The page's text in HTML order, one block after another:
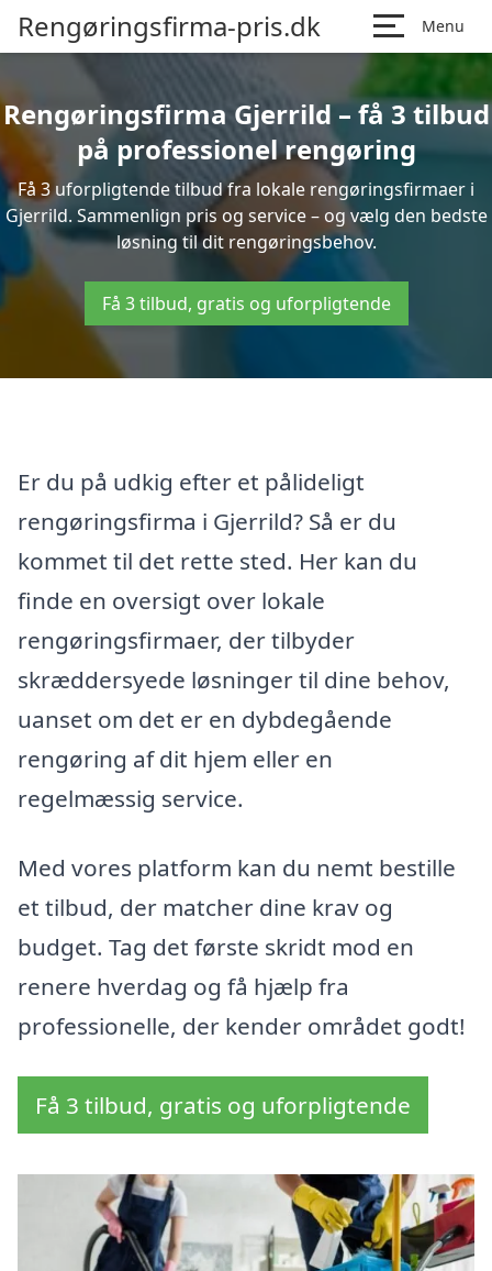
Rengøringsfirma-pris.dk Menu
Rengøringsfirma Gjerrild – få 3 tilbud
på professionel rengøring
Få 3 uforpligtende tilbud fra lokale rengøringsfirmaer i
Gjerrild. Sammenlign pris og service – og vælg den bedste
løsning til dit rengøringsbehov.
Få 3 tilbud, gratis og uforpligtende
Er du på udkig efter et pålideligt
rengøringsfirma i Gjerrild? Så er du
kommet til det rette sted. Her kan du
finde en oversigt over lokale
rengøringsfirmaer, der tilbyder
skræddersyede løsninger til dine behov,
uanset om det er en dybdegående
rengøring af dit hjem eller en
regelmæssig service.
Med vores platform kan du nemt bestille
et tilbud, der matcher dine krav og
budget. Tag det første skridt mod en
renere hverdag og få hjælp fra
professionelle, der kender området godt!
Få 3 tilbud, gratis og uforpligtende